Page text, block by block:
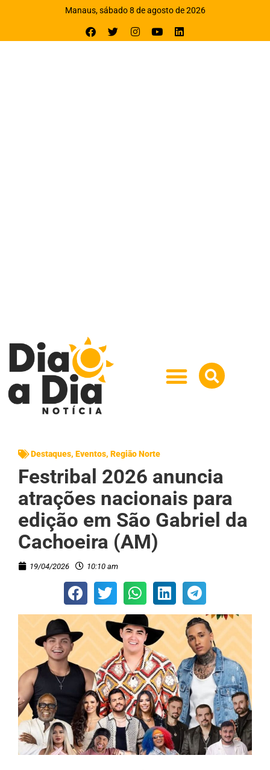
Manaus, sábado 8 de agosto de 2026
Destaques, Eventos, Região Norte
Festribal 2026 anuncia
atrações nacionais para
edição em São Gabriel da
Cachoeira (AM)
19/04/2026 10:10 am